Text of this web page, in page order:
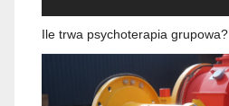
Ile trwa psychoterapia grupowa?